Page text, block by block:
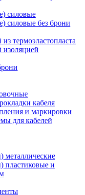
силовые
силовые без брони
термоэластопласта
изоляцией
кабеля
и маркировки
для кабелей
металлические
пластиковые и